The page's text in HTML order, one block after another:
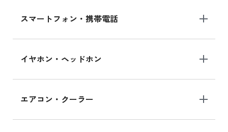
スマートフォン・携帯電話
イヤホン・ヘッドホン
エアコン・クーラー